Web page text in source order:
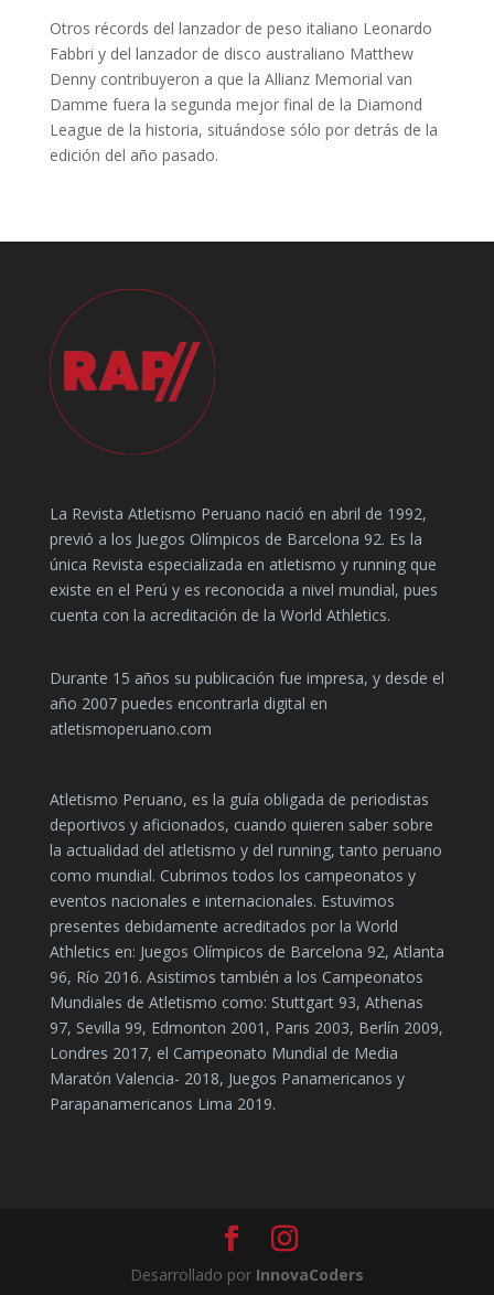
Otros récords del lanzador de peso italiano Leonardo
Fabbri y del lanzador de disco australiano Matthew
Denny contribuyeron a que la Allianz Memorial van
Damme fuera la segunda mejor final de la Diamond
League de la historia, situándose sólo por detrás de la
edición del año pasado.
La Revista Atletismo Peruano nació en abril de 1992,
previó a los Juegos Olímpicos de Barcelona 92. Es la
única Revista especializada en atletismo y running que
existe en el Perú y es reconocida a nivel mundial, pues
cuenta con la acreditación de la World Athletics.
Durante 15 años su publicación fue impresa, y desde el
año 2007 puedes encontrarla digital en
atletismoperuano.com
Atletismo Peruano, es la guía obligada de periodistas
deportivos y aficionados, cuando quieren saber sobre
la actualidad del atletismo y del running, tanto peruano
como mundial. Cubrimos todos los campeonatos y
eventos nacionales e internacionales. Estuvimos
presentes debidamente acreditados por la World
Athletics en: Juegos Olímpicos de Barcelona 92, Atlanta
96, Río 2016. Asistimos también a los Campeonatos
Mundiales de Atletismo como: Stuttgart 93, Athenas
97, Sevilla 99, Edmonton 2001, Paris 2003, Berlín 2009,
Londres 2017, el Campeonato Mundial de Media
Maratón Valencia- 2018, Juegos Panamericanos y
Parapanamericanos Lima 2019.
Desarrollado por InnovaCoders